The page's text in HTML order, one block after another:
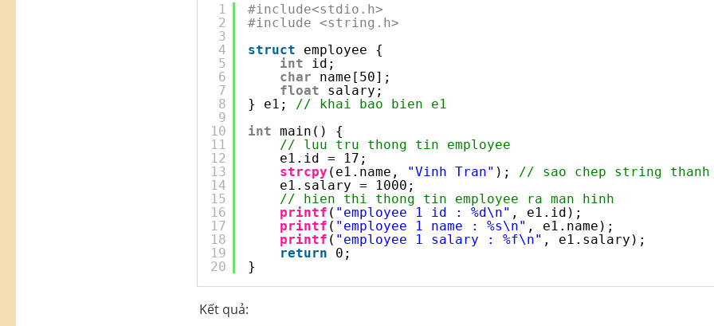
1
2
3
4
5
6
7
8
9
10
11
12
13
14
15
16
17
18
19
20
#include<stdio.h>
#include <string.h>
struct
employee {
int
id;
char
name[50];
float
salary;
} e1;
// khai bao bien e1
int main() {
// luu tru thong tin employee
e1.id = 17;
strcpy (e1.name, "Vinh Tran" );
// sao chep string thanh
e1.salary = 1000;
// hien thi thong tin employee ra man hinh
printf ( "employee 1 id : %d\n" , e1.id);
printf ( "employee 1 name : %s\n" , e1.name);
printf ( "employee 1 salary : %f\n" , e1.salary);
return
0;
}
Kết quả: